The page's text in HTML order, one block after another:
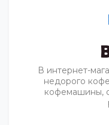
В интернет-
недорого
кофемашины,